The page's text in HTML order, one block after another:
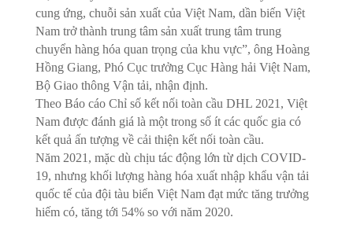
cung ứng, chuỗi sản xuất của Việt Nam, dần biến Việt
Nam trở thành trung tâm sản xuất trung tâm trung
chuyển hàng hóa quan trọng của khu vực”, ông Hoàng
Hồng Giang, Phó Cục trưởng Cục Hàng hải Việt Nam,
Bộ Giao thông Vận tải, nhận định.
Theo Báo cáo Chỉ số kết nối toàn cầu DHL 2021, Việt
Nam được đánh giá là một trong số ít các quốc gia có
kết quả ấn tượng về cải thiện kết nối toàn cầu.
Năm 2021, mặc dù chịu tác động lớn từ dịch COVID-
19, nhưng khối lượng hàng hóa xuất nhập khẩu vận tải
quốc tế của đội tàu biển Việt Nam đạt mức tăng trưởng
hiếm có, tăng tới 54% so với năm 2020.